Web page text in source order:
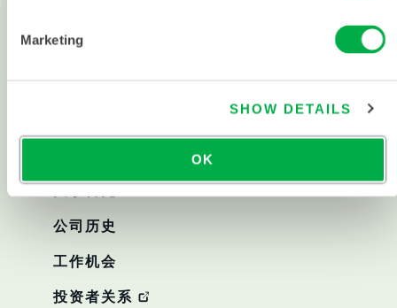
Marketing
SHOW DETAILS
OK
化学防护
关于雷克兰
公司历史
工作机会
投资者关系